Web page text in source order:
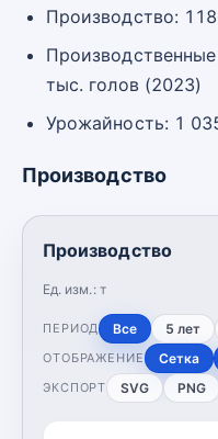
Производство:
тыс. голов (2023)
Урожайность: 1
Производство
Производство
Ед. изм.: т
ПЕРИОД Все 5 лет
ОТОБРАЖЕНИЕ Сетка
ЭКСПОРТ SVG PNG